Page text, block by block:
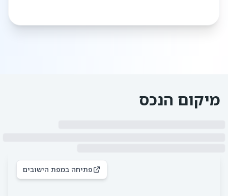
מיקום הנכס
פתיחה במפת הישובים